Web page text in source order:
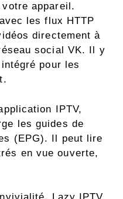
appareil.
les flux HTTP
directement à
social VK. Il y
pour les
IPTV,
les guides de
(EPG). Il peut lire
en vue ouverte,